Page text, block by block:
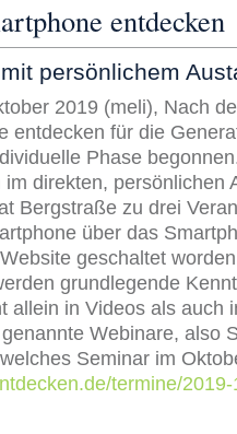
entdecken
persönlichem
2019 (meli), Nach
entdecken für die
Phase
direkten, persönlichen
Bergstraße zu drei
über das
geschaltet
grundlegende
allein in Videos als auch
Webinare, also
Seminar im
termine/2019-